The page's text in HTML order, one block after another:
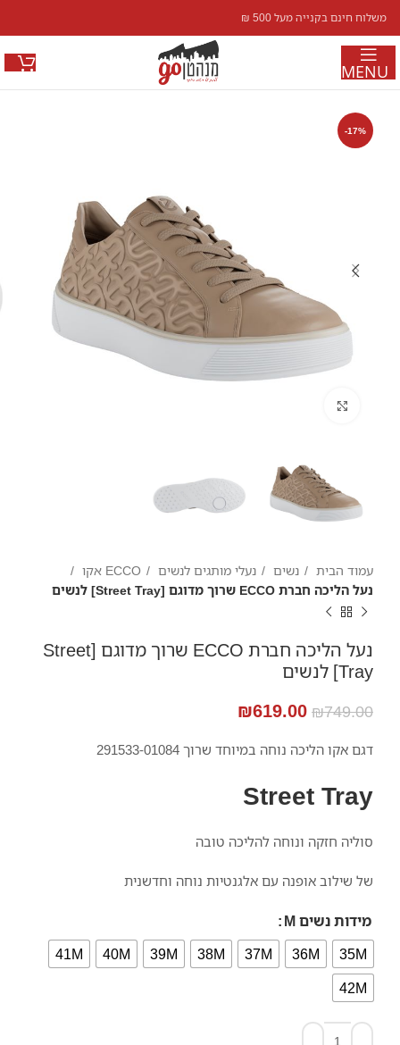
משלוח חינם בקנייה מעל 500 ₪
MENU
-17%
עמוד הבית נשים נעלי מותגים לנשים
ECCO אקו
נעל הליכה חברת ECCO שרוך מדוגם [Street Tray] לנשים
נעל הליכה חברת ECCO שרוך מדוגם [Street
Tray] לנשים
₪749.00
₪619.00
דגם אקו הליכה נוחה במיוחד שרוך 291533-01084
Street Tray
סוליה חזקה ונוחה להליכה טובה
של שילוב אופנה עם אלגנטיות נוחה וחדשנית
מידות נשים M
35M
36M
37M
38M
39M
40M
41M
42M